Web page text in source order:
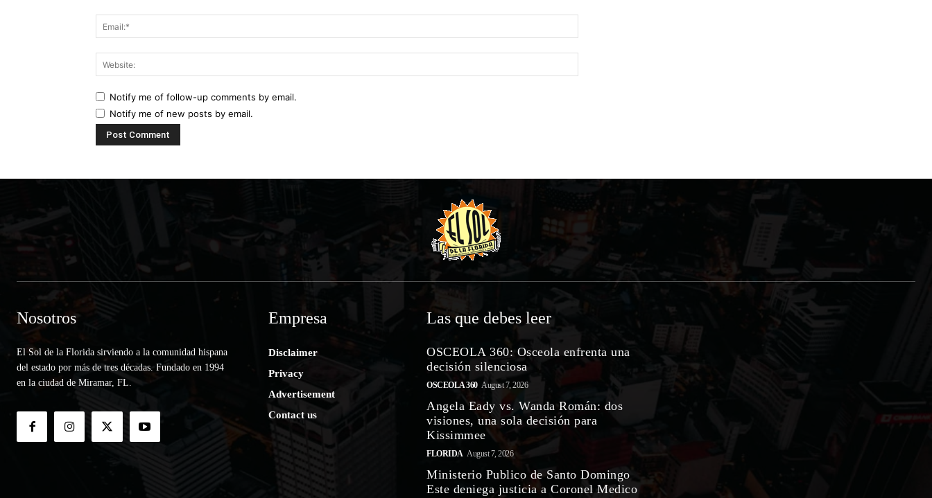
Notify me of follow-up comments by email.
Notify me of new posts by email.
Nosotros
El Sol de la Florida sirviendo a la comunidad hispana
del estado por más de tres décadas. Fundado en 1994
en la ciudad de Miramar, FL.
Empresa
Disclaimer
Privacy
Advertisement
Contact us
Las que debes leer
OSCEOLA 360: Osceola enfrenta una
decisión silenciosa
OSCEOLA 360 August 7, 2026
Angela Eady vs. Wanda Román: dos
visiones, una sola decisión para
Kissimmee
FLORIDA August 7, 2026
Ministerio Publico de Santo Domingo
Este deniega justicia a Coronel Medico